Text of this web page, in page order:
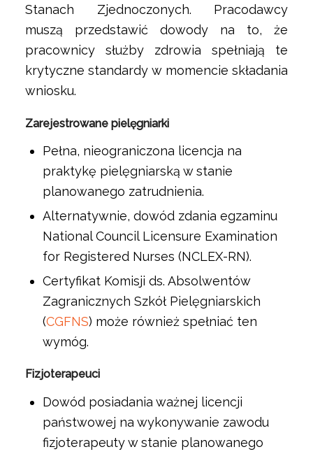
Stanach Zjednoczonych. Pracodawcy
muszą przedstawić dowody na to, że
pracownicy służby zdrowia spełniają te
krytyczne standardy w momencie składania
wniosku.
Zarejestrowane pielęgniarki
Pełna, nieograniczona licencja na
praktykę pielęgniarską w stanie
planowanego zatrudnienia.
Alternatywnie, dowód zdania egzaminu
National Council Licensure Examination
for Registered Nurses (NCLEX-RN).
Certyfikat Komisji ds. Absolwentów
Zagranicznych Szkół Pielęgniarskich
(CGFNS) może również spełniać ten
wymóg.
Fizjoterapeuci
Dowód posiadania ważnej licencji
państwowej na wykonywanie zawodu
fizjoterapeuty w stanie planowanego